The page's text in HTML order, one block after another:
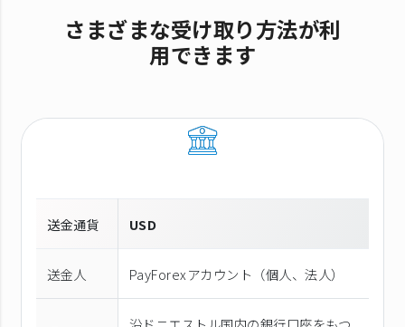
さまざまな受け取り方法が利
用できます
送金通貨 USD
送金人 PayForexアカウント（個⼈、法⼈）